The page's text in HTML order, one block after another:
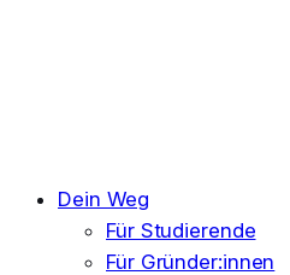
Dein Weg
Für Studierende
Für Gründer:innen